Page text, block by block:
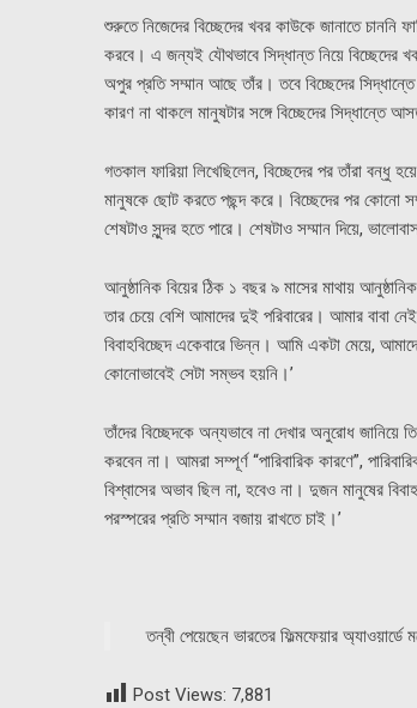
শুরুতে নিজেদের বিচ্ছেদের খবর কাউকে জানাতে চাননি
করবে। এ জন্যই যৌথভাবে সিদ্ধান্ত নিয়ে বিচ্ছেদের
অপুর প্রতি সম্মান আছে তাঁর। তবে বিচ্ছেদের
কারণ না থাকলে মানুষটার সঙ্গে বিচ্ছেদের সিদ্ধান্তে
গতকাল ফারিয়া লিখেছিলেন, বিচ্ছেদের পর তাঁরা বন্ধু
মানুষকে ছোট করতে পছন্দ করে। বিচ্ছেদের পর কোনো
শেষটাও সুন্দর হতে পারে। শেষটাও সম্মান দিয়ে,
আনুষ্ঠানিক বিয়ের ঠিক ১ বছর ৯ মাসের মাথায়
তার চেয়ে বেশি আমাদের দুই পরিবারের। আমার বাবা
বিবাহবিচ্ছেদ একেবারে ভিন্ন। আমি একটা মেয়ে,
কোনোভাবেই সেটা সম্ভব হয়নি।’
তাঁদের বিচ্ছেদকে অন্যভাবে না দেখার অনুরোধ জানিয়ে
করবেন না। আমরা সম্পূর্ণ “পারিবারিক কারণে”,
বিশ্বাসের অভাব ছিল না, হবেও না। দুজন মানুষের
পরস্পরের প্রতি সম্মান বজায় রাখতে চাই।’
তন্বী পেয়েছেন ভারতের ফিল্মফেয়ার অ্যাওয়ার্ডে
Post Views: 7,881